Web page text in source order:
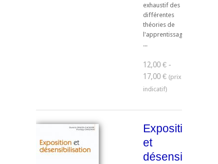
exhaustif des
différentes
théories de
l'apprentissage
...
12,00 € -
17,00 €
Exposition
et